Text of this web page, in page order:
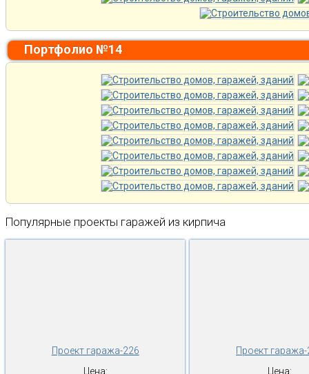
Портфолио №14
Популярные проекты гаражей из кирпича
Проект гаража-226
Цена:
Проект
Цена: